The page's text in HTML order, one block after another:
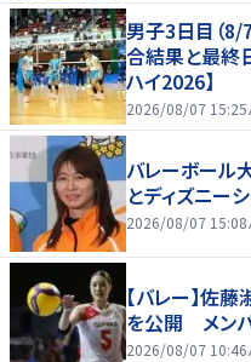
男子3日目（8/
合結果と最終
ハイ2026】
2026/08/07 15:25
バレーボール
とディズニー
2026/08/07 15:08
【バレー】佐
を公開 メン
2026/08/07 10:46